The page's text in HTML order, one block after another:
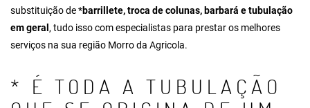
substituição de *barrillete, troca de colunas, barbará e tubulação
em geral , tudo isso com especialistas para prestar os melhores
serviços na sua região Morro da Agricola.
* É TODA A TUBULAÇÃO